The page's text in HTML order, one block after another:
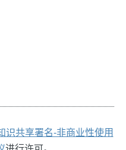
识共享署名-非商业性使用